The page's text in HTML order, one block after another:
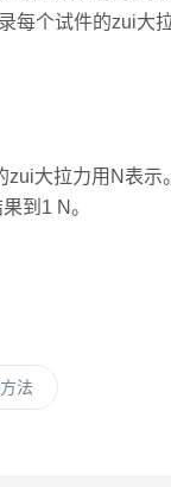
每个试件的zui大拉
zui大拉力用N表
到1 N。
法